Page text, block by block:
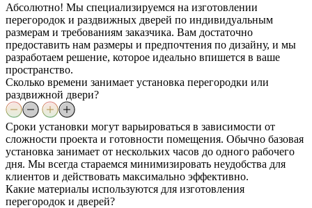
Абсолютно! Мы специализируемся на изготовлении
перегородок и раздвижных дверей по индивидуальным
размерам и требованиям заказчика. Вам достаточно
предоставить нам размеры и предпочтения по дизайну, и мы
разработаем решение, которое идеально впишется в ваше
пространство.
Сколько времени занимает установка перегородки или
раздвижной двери?
Сроки установки могут варьироваться в зависимости от
сложности проекта и готовности помещения. Обычно базовая
установка занимает от нескольких часов до одного рабочего
дня. Мы всегда стараемся минимизировать неудобства для
клиентов и действовать максимально эффективно.
Какие материалы используются для изготовления
перегородок и дверей?